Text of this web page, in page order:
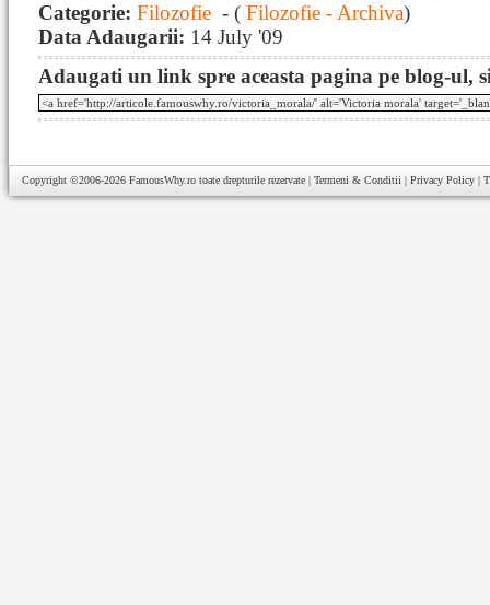
Categorie: Filozofie - ( Filozofie - Archiva)
Data Adaugarii: 14 July '09
Adaugati un link spre aceasta pagina pe blog-ul,
Copyright ©2006-2026 FamousWhy.ro toate drepturile rezervate | Termeni & Conditii | Privacy Policy |